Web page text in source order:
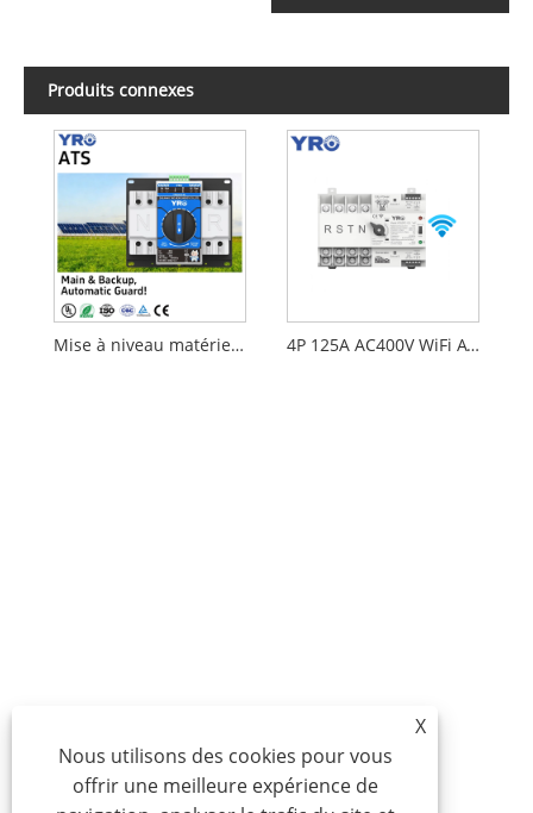
Produits connexes
Mise à niveau matérielle du commutateur de puissance de secours 4P 125A AC400V WiFi ATS
X
Nous utilisons des cookies pour vous
offrir une meilleure expérience de